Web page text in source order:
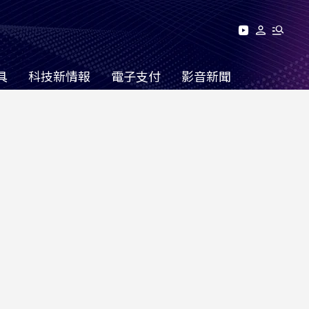
科技新情報 電子支付 影音新聞